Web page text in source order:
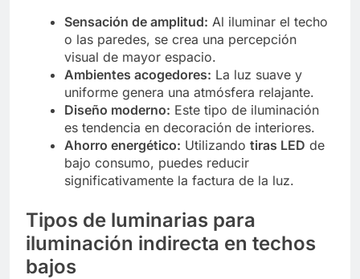
Sensación de amplitud: Al iluminar el techo
o las paredes, se crea una percepción
visual de mayor espacio.
Ambientes acogedores: La luz suave y
uniforme genera una atmósfera relajante.
Diseño moderno: Este tipo de iluminación
es tendencia en decoración de interiores.
Ahorro energético: Utilizando tiras LED de
bajo consumo, puedes reducir
significativamente la factura de la luz.
Tipos de luminarias para
iluminación indirecta en techos
bajos